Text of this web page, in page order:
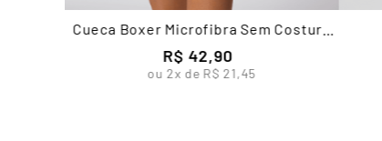
Cueca Boxer Microfibra Sem Costura
Masculina Lupo
R$ 42,90
ou 2x de R$ 21,45